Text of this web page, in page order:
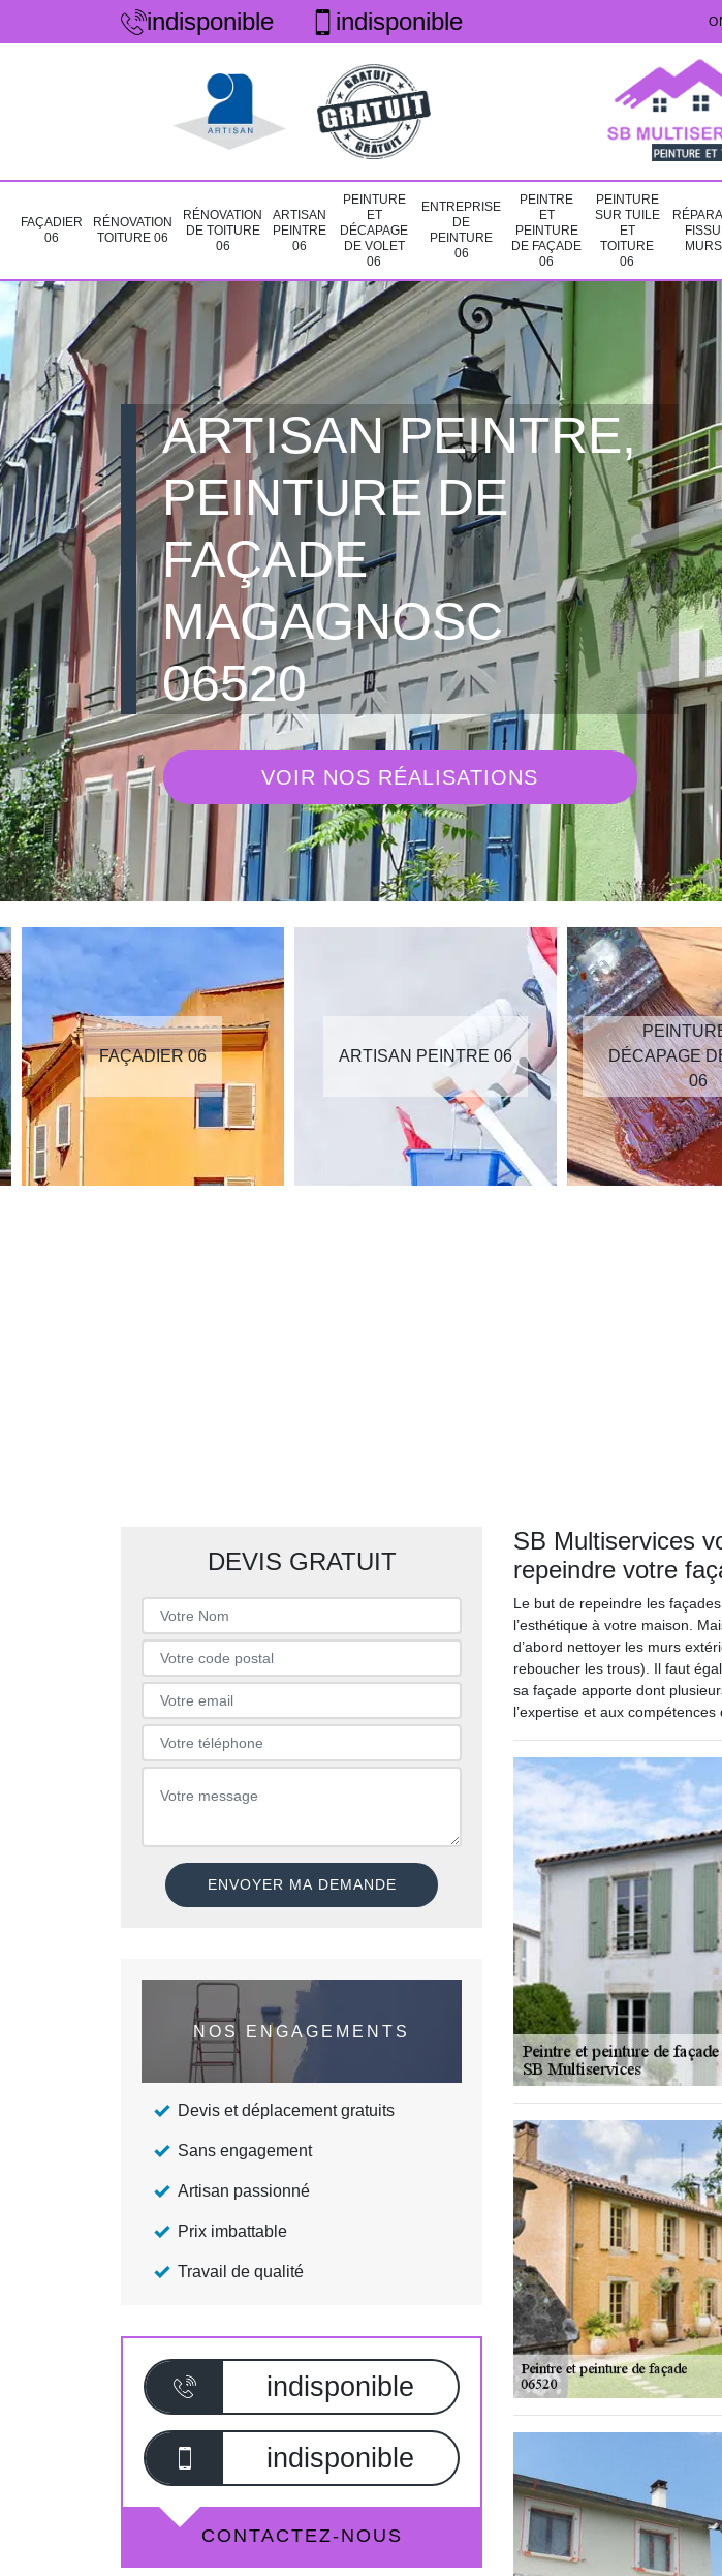
indisponible indisponible
FAÇADIER
06
RÉNOVATION
TOITURE 06
RÉNOVATION
DE TOITURE
06
ARTISAN
PEINTRE
06
PEINTURE
ET
DÉCAPAGE
DE VOLET
06
ENTREPRISE
DE
PEINTURE
06
PEINTRE
ET
PEINTURE
DE FAÇADE
06
PEINTURE
SUR TUILE
ET
TOITURE
06
ARTISAN PEINTRE,
PEINTURE DE
FAÇADE
MAGAGNOSC
06520
VOIR NOS RÉALISATIONS
FAÇADIER 06 ARTISAN PEINTRE 06
DÉCAPAGE
06
DEVIS GRATUIT
NOS ENGAGEMENTS
Devis et déplacement gratuits
Sans engagement
Artisan passionné
Prix imbattable
Travail de qualité
indisponible
indisponible
CONTACTEZ-NOUS
SB Multiservices
repeindre votre
Le but de repeindre les
l’esthétique à votre maison.
d’abord nettoyer les murs
reboucher les trous). Il faut
sa façade apporte dont
l’expertise et aux